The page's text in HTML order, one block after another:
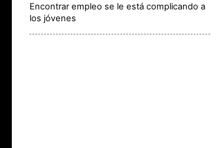
Encontrar empleo se le está complicando a
los jóvenes